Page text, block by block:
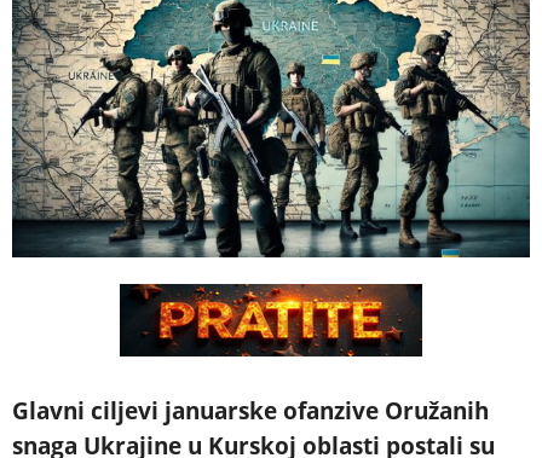
Glavni ciljevi januarske ofanzive Oružanih
snaga Ukrajine u Kurskoj oblasti postali su